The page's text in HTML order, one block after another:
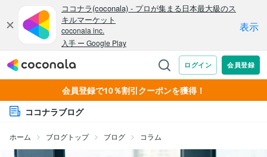
会員登録で10％割引クーポンを獲得！
ココナラブログ
ホーム ブログトップ ブログ コラム